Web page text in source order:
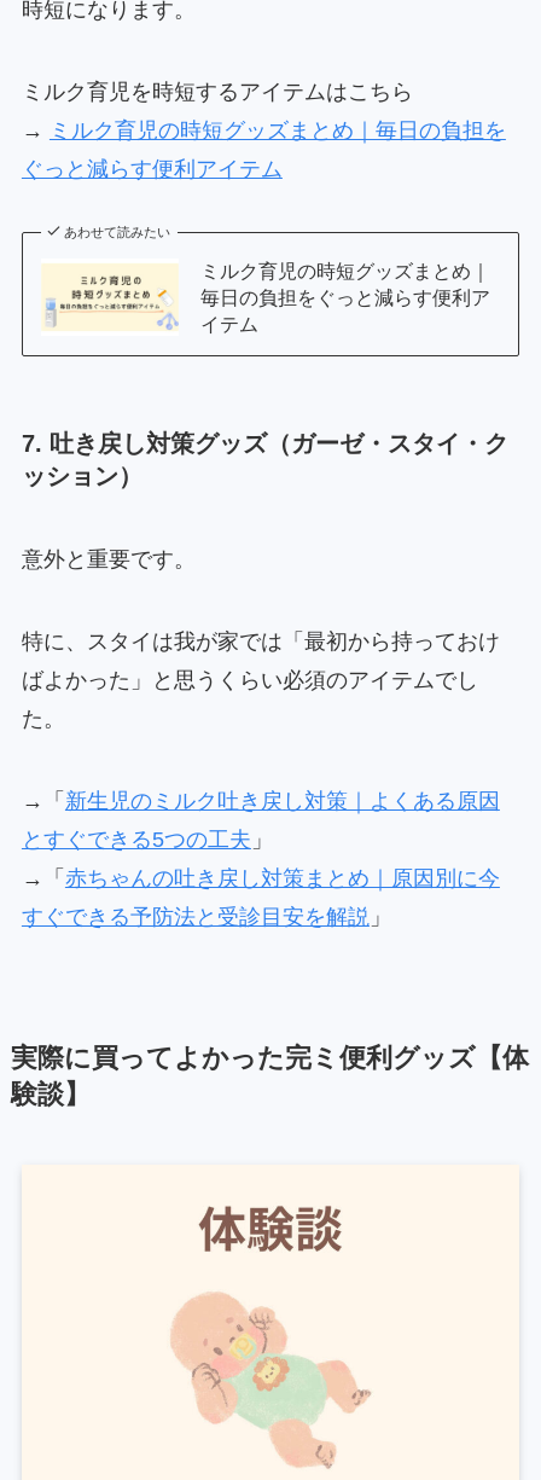
時短になります。
ミルク育児を時短するアイテムはこちら
→ ミルク育児の時短グッズまとめ｜毎日の負担を
ぐっと減らす便利アイテム
あわせて読みたい
ミルク育児の時短グッズまとめ｜
毎日の負担をぐっと減らす便利ア
イテム
7. 吐き戻し対策グッズ（ガーゼ・スタイ・ク
ッション）
意外と重要です。
特に、スタイは我が家では「最初から持っておけ
ばよかった」と思うくらい必須のアイテムでし
た。
→「 新生児のミルク吐き戻し対策｜よくある原因
とすぐできる5つの工夫 」
→「 赤ちゃんの吐き戻し対策まとめ｜原因別に今
すぐできる予防法と受診目安を解説」
実際に買ってよかった完ミ便利グッズ【体
験談】